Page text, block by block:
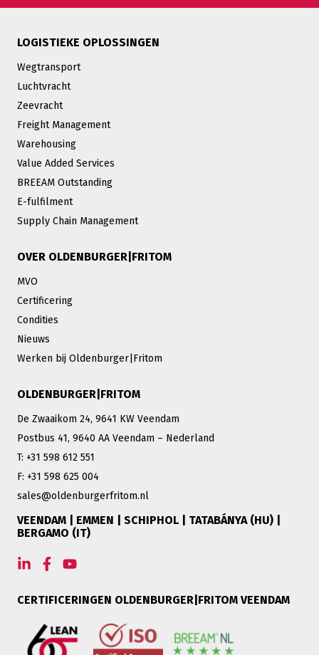
LOGISTIEKE OPLOSSINGEN
Wegtransport
Luchtvracht
Zeevracht
Freight Management
Warehousing
Value Added Services
BREEAM Outstanding
E-fulfilment
Supply Chain Management
OVER OLDENBURGER|FRITOM
MVO
Certificering
Condities
Nieuws
Werken bij Oldenburger|Fritom
OLDENBURGER|FRITOM
De Zwaaikom 24, 9641 KW Veendam
Postbus 41, 9640 AA Veendam – Nederland
T: +31 598 612 551
F: +31 598 625 004
sales@oldenburgerfritom.nl
VEENDAM | EMMEN | SCHIPHOL | TATABÁNYA (HU) |
BERGAMO (IT)
CERTIFICERINGEN OLDENBURGER|FRITOM VEENDAM